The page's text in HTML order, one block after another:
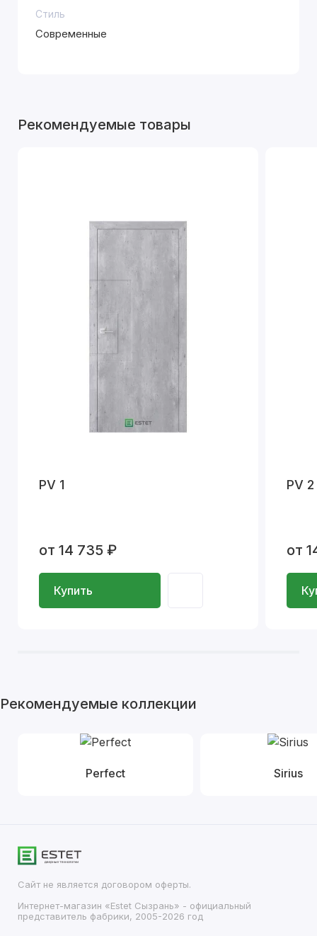
Стиль
Современные
Рекомендуемые товары
PV 1
от 14 735 ₽
Купить
PV 2
от
Рекомендуемые коллекции
Perfect Sirius
Сайт не является договором оферты.
Интернет-магазин «Estet Сызрань» - официальный
представитель фабрики, 2005-2026 год